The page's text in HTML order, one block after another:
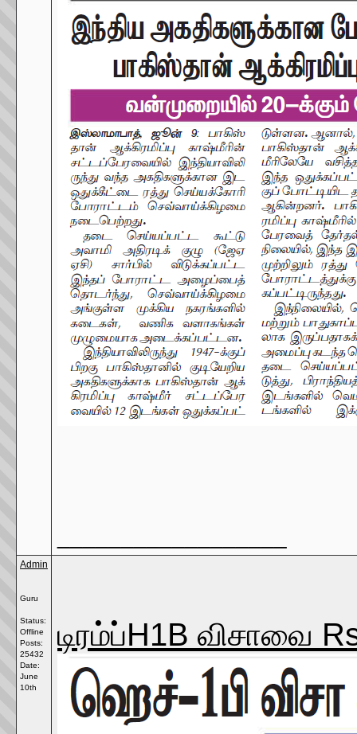
Admin
Guru
Status:
Offline
Posts:
25432
Date:
June
10th
டிரம்ப்H1B விசாவை